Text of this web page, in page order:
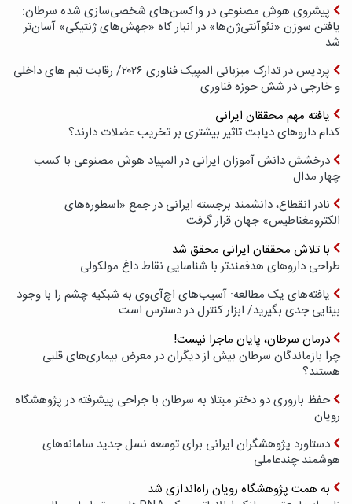
پیشروی هوش مصنوعی در واکسن‌های شخصی‌سازی شده سرطان:
یافتن سوزن «نئوآنتی‌ژن‌ها» در انبار کاه «جهش‌های ژنتیکی» آسان‌تر
شد
پردیس در تدارک میزبانی المپیک فناوری ۲۰۲۶/ رقابت تیم های داخلی
و خارجی در شش حوزه فناوری
یافته مهم محققان ایرانی
کدام داروهای دیابت تاثیر بیشتری بر تخریب عضلات دارند؟
درخشش دانش آموزان ایرانی در المپیاد هوش مصنوعی با کسب
چهار مدال
نادر انقطاع، دانشمند برجسته ایرانی در جمع «اسطوره‌های
الکترومغناطیس» جهان قرار گرفت
با تلاش محققان ایرانی محقق شد
طراحی داروهای هدفمندتر با شناسایی نقاط داغ مولکولی
یافته‌های یک مطالعه: آسیب‌های اچ‌آی‌وی به شبکیه چشم را با وجود
بینایی جدی بگیرید/ ابزار کنترل در دسترس است
درمان سرطان، پایان ماجرا نیست!
چرا بازماندگان سرطان بیش از دیگران در معرض بیماری‌های قلبی
هستند؟
حفظ باروری دو دختر مبتلا به سرطان با جراحی پیشرفته در پژوهشگاه
رویان
دستاورد پژوهشگران ایرانی برای توسعه نسل جدید سامانه‌های
هوشمند چندعاملی
به همت پژوهشگاه رویان راه‌اندازی شد